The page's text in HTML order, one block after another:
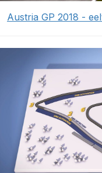
Austria GP 2018 -